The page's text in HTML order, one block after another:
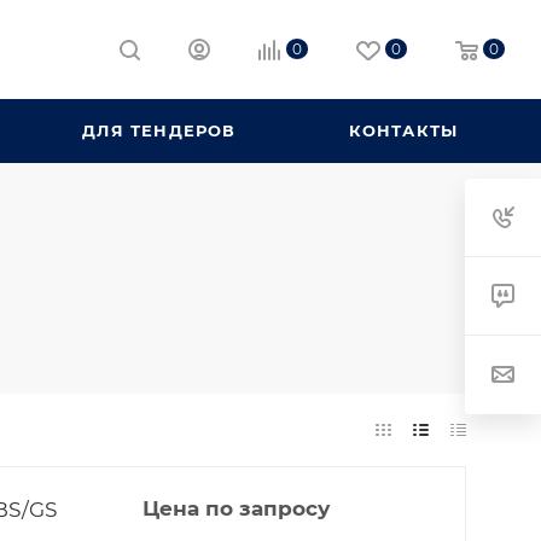
0 0 0
ДЛЯ ТЕНДЕРОВ КОНТАКТЫ
GS Цена по запросу